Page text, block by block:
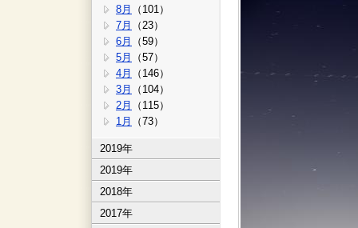
8月
（101）
7月
（23）
6月
（59）
5月
（57）
4月
（146）
3月
（104）
2月
（115）
1月
（73）
2019年
2019年
2018年
2017年